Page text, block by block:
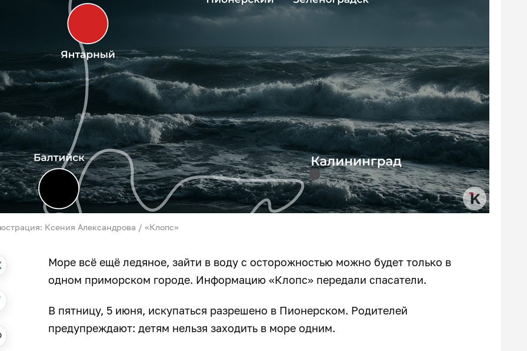
Ксения Александрова / «Клопс»
Море всё ещё ледяное, зайти в воду с осторожностью можно будет только в
одном приморском городе. Информацию «Клопс» передали спасатели.
В пятницу, 5 июня, искупаться разрешено в Пионерском. Родителей
предупреждают: детям нельзя заходить в море одним.